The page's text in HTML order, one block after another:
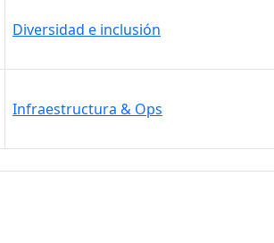
Diversidad e inclusión
Infraestructura & Ops